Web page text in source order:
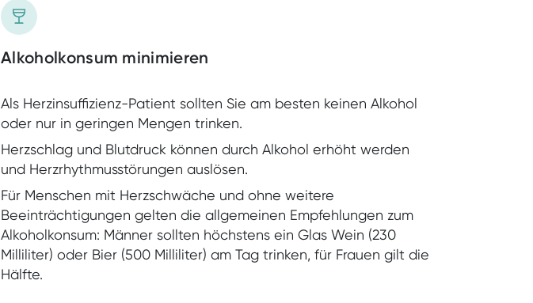
Alkoholkonsum minimieren
Als Herzinsuffizienz-Patient sollten Sie am besten keinen Alkohol
oder nur in geringen Mengen trinken.
Herzschlag und Blutdruck können durch Alkohol erhöht werden
und Herzrhythmusstörungen auslösen.
Für Menschen mit Herzschwäche und ohne weitere
Beeinträchtigungen gelten die allgemeinen Empfehlungen zum
Alkoholkonsum: Männer sollten höchstens ein Glas Wein (230
Milliliter) oder Bier (500 Milliliter) am Tag trinken, für Frauen gilt die
Hälfte.